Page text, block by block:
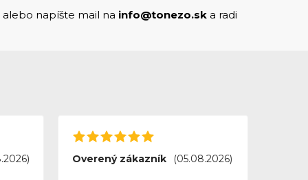
alebo napíšte mail na info@tonezo.sk a radi
Overený zákazník (05.08.2026)